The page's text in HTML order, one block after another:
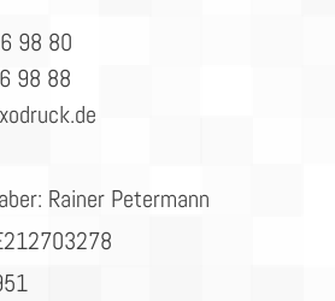
98 80
98 88
Rainer Petermann